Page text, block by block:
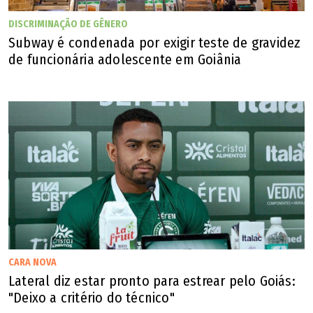
Enquete
Em junho deste ano, Mabel foi pessoalmente ao local do
viaduto, cuja obra estava completamente abandonada, e
abriu uma enquete nas suas redes sociais sobre o futuro
da empreitada. Ele gravou um vídeo no local afirmando
que algumas pessoas estavam dizendo que tudo que já
DISCRIMINAÇÃO DE GÊNERO
Subway é condenada por exigir teste de gravidez
de funcionária adolescente em Goiânia
CARA NOVA
Lateral diz estar pronto para estrear pelo Goiás:
"Deixo a critério do técnico"